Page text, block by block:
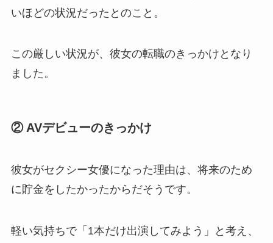
いほどの状況だったとのこと。
この厳しい状況が、彼女の転職のきっかけとなり
ました。
② AVデビューのきっかけ
彼女がセクシー女優になった理由は、将来のため
に貯金をしたかったからだそうです。
軽い気持ちで「1本だけ出演してみよう」と考え、